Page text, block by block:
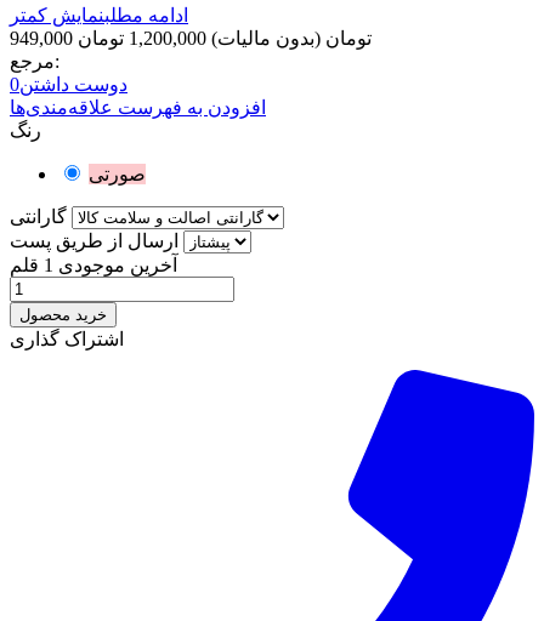
ادامه مطلبنمایش کمتر
949,000 تومان (بدون مالیات) 1,200,000 تومان
مرجع:
دوست داشتن0
افزودن به فهرست علاقه‌مندی‌ها
رنگ
صورتی
گارانتی
ارسال از طریق پست
آخرین موجودی 1 قلم
خرید محصول
اشتراک گذاری